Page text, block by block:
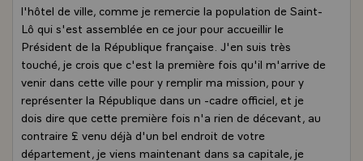
l'hôtel de ville, comme je remercie la population de Saint-
Lô qui s'est assemblée en ce jour pour accueillir le
Président de la République française. J'en suis très
touché, je crois que c'est la première fois qu'il m'arrive de
venir dans cette ville pour y remplir ma mission, pour y
représenter la République dans un -cadre officiel, et je
dois dire que cette première fois n'a rien de décevant, au
contraire £ venu déjà d'un bel endroit de votre
département, je viens maintenant dans sa capitale, je